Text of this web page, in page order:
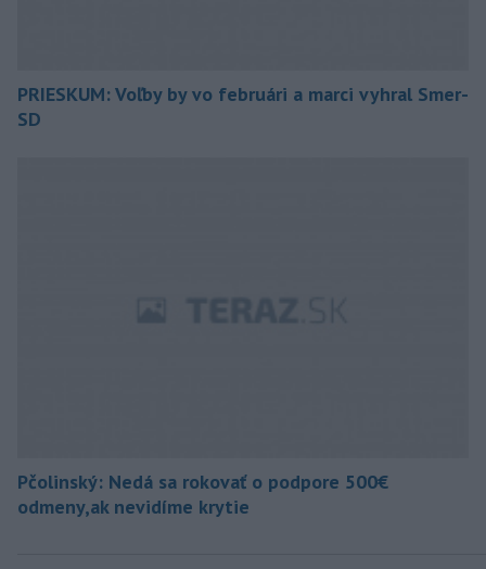
PRIESKUM: Voľby by vo februári a marci vyhral Smer-
SD
Pčolinský: Nedá sa rokovať o podpore 500€
odmeny,ak nevidíme krytie